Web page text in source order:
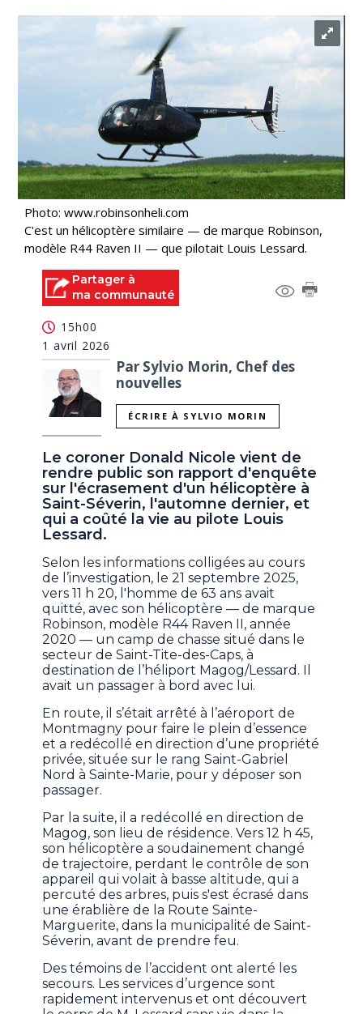
Photo: www.robinsonheli.com
C'est un hélicoptère similaire — de marque Robinson,
modèle R44 Raven II — que pilotait Louis Lessard.
Partager à
ma communauté
15h00
1 avril 2026
Par Sylvio Morin, Chef des
nouvelles
ÉCRIRE À SYLVIO MORIN
Le coroner Donald Nicole vient de
rendre public son rapport d'enquête
sur l'écrasement d'un hélicoptère à
Saint-Séverin, l'automne dernier, et
qui a coûté la vie au pilote Louis
Lessard.
Selon les informations colligées au cours
de l’investigation, le 21 septembre 2025,
vers 11 h 20, l'homme de 63 ans avait
quitté, avec son hélicoptère — de marque
Robinson, modèle R44 Raven II, année
2020 — un camp de chasse situé dans le
secteur de Saint-Tite-des-Caps, à
destination de l’héliport Magog/Lessard. Il
avait un passager à bord avec lui.
En route, il s’était arrêté à l’aéroport de
Montmagny pour faire le plein d’essence
et a redécollé en direction d’une propriété
privée, située sur le rang Saint-Gabriel
Nord à Sainte-Marie, pour y déposer son
passager.
Par la suite, il a redécollé en direction de
Magog, son lieu de résidence. Vers 12 h 45,
son hélicoptère a soudainement changé
de trajectoire, perdant le contrôle de son
appareil qui volait à basse altitude, qui a
percuté des arbres, puis s'est écrasé dans
une érablière de la Route Sainte-
Marguerite, dans la municipalité de Saint-
Séverin, avant de prendre feu.
Des témoins de l’accident ont alerté les
secours. Les services d’urgence sont
rapidement intervenus et ont découvert